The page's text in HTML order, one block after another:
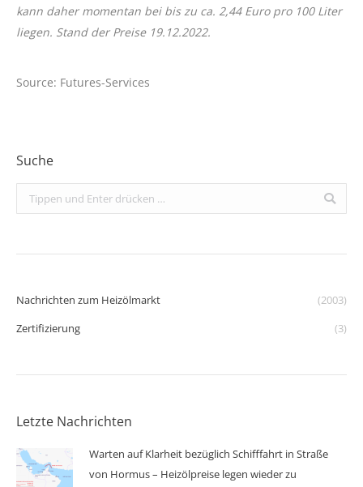
kann daher momentan bei bis zu ca. 2,44 Euro pro 100 Liter
liegen. Stand der Preise 19.12.2022.
Source: Futures-Services
Suche
Search:
Nachrichten zum Heizölmarkt
(2003)
Zertifizierung
(3)
Letzte Nachrichten
Warten auf Klarheit bezüglich Schifffahrt in Straße
von Hormus – Heizölpreise legen wieder zu